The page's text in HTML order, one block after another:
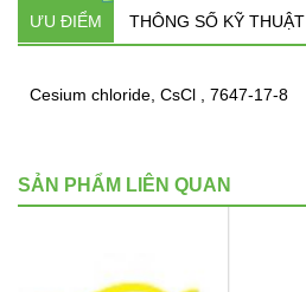
ƯU ĐIỂM THÔNG SỐ KỸ THUẬT
Cesium chloride, CsCl , 7647-17-8
SẢN PHẨM LIÊN QUAN